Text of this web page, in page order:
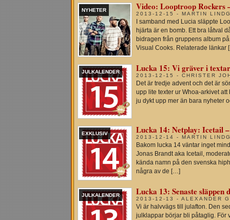
NYHETER Video: Looptroop Rockers
2013-12-15 - MARTIN
I samband med Lucia släppte
hjärta är en bomb. Ett bra låtval
bidragen från gruppens album
Visual Cooks. Relaterade länkar
JULKALENDER Lucka 15: Vi gräver i
2013-12-15 - CHRISTER
Det är tredje advent och det är
upp lite texter ur Whoa-arkivet
ju dykt upp mer än bara nyheter
EXKLUSIV Lucka 14: Netplay: Icetail
2013-12-14 - MARTIN
Bakom lucka 14 väntar inget
Jonas Brandt aka Icetail,
kända namn på den svenska
några av de […]
JULKALENDER Lucka 13: Senaste släppen
2013-12-13 - ALEXANDER
Vi är halvvägs till julafton. Den
julklappar börjar bli påtaglig. För